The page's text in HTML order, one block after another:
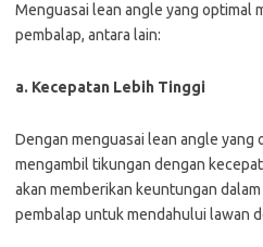
Menguasai lean angle yang optimal
pembalap, antara lain:
a. Kecepatan Lebih Tinggi
Dengan menguasai lean angle yang
mengambil tikungan dengan
akan memberikan keuntungan
pembalap untuk mendahului lawan